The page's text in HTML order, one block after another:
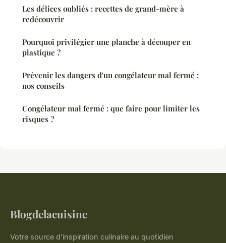
Les délices oubliés : recettes de grand-mère à
redécouvrir
Pourquoi privilégier une planche à découper en
plastique ?
Prévenir les dangers d'un congélateur mal fermé :
nos conseils
Congélateur mal fermé : que faire pour limiter les
risques ?
Blogdelacuisine
Votre source d'inspiration culinaire au quotidien